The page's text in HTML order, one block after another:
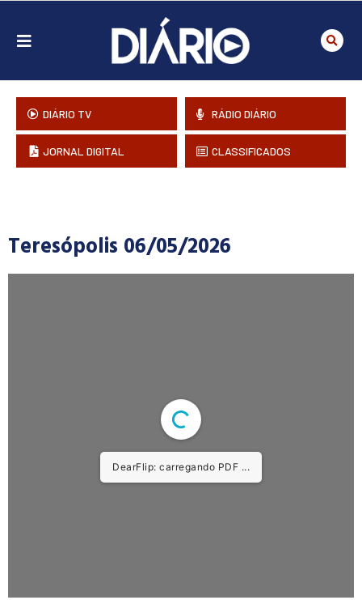
DIÁRIO TV RÁDIO DIÁRIO
JORNAL DIGITAL CLASSIFICADOS
Teresópolis 06/05/2026
DearFlip: carregando PDF ...